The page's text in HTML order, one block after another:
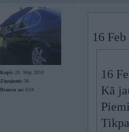
Kopš: 20. May 2010
Ziņojumi: 36
Braucu ar: E34
16
16
Kā